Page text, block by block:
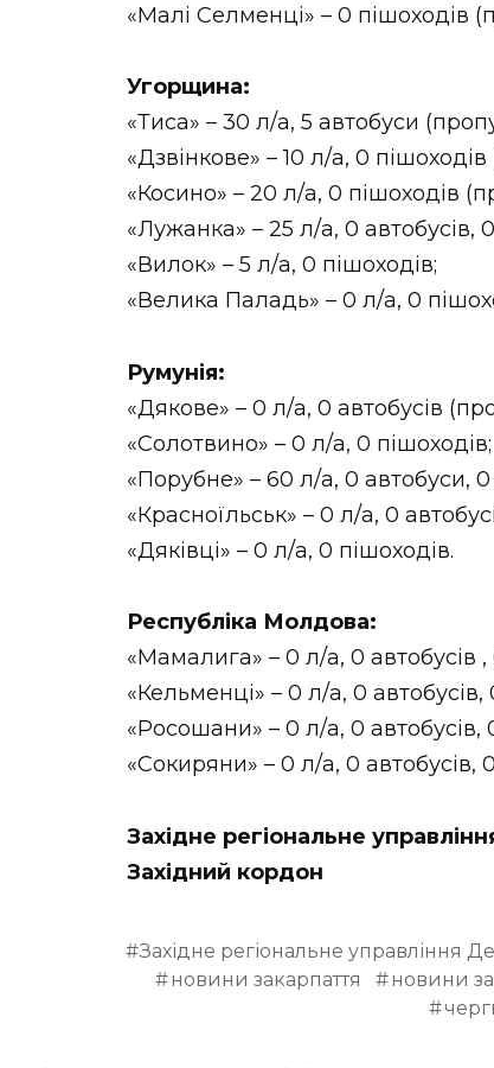
«Малі Селменці» – 0 пішоходів
Угорщина:
«Тиса» – 30 л/а, 5 автобуси
«Дзвінкове» – 10 л/а, 0
«Косино» – 20 л/а, 0 пішоходів
«Лужанка» – 25 л/а, 0 автобусів,
«Вилок» – 5 л/а, 0 пішоходів;
«Велика Паладь» – 0 л/а, 0
Румунія:
«Дякове» – 0 л/а, 0 автобусів
«Солотвино» – 0 л/а, 0 пішоходів;
«Порубне» – 60 л/а, 0 автобуси, 0
«Красноїльськ» – 0 л/а, 0
«Дяківці» – 0 л/а, 0 пішоходів.
Республіка Молдова:
«Мамалига» – 0 л/а, 0 автобусів ,
«Кельменці» – 0 л/а, 0 автобусів,
«Росошани» – 0 л/а, 0 автобусів,
«Сокиряни» – 0 л/а, 0 автобусів,
Західне регіональне
Західний кордон
Західне регіональне управління
новини закарпаття
новини